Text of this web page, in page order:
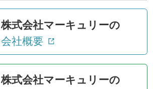
株式会社マーキュリーの
会社概要
株式会社マーキュリーの